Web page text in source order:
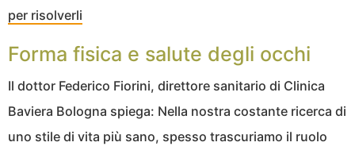
per risolverli
Forma fisica e salute degli occhi
Il dottor Federico Fiorini, direttore sanitario di Clinica
Baviera Bologna spiega: Nella nostra costante ricerca di
uno stile di vita più sano, spesso trascuriamo il ruolo